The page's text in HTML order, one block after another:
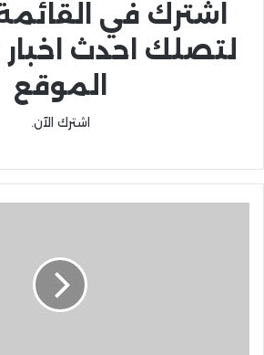
اشترك في القائمة
لتصلك احدث اخبار
الموقع
اشترك الآن.